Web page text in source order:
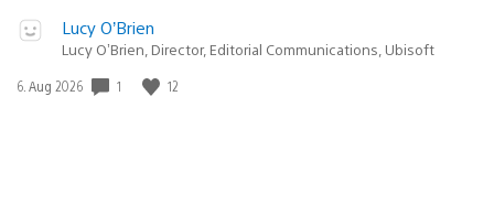
Lucy O’Brien
Lucy O’Brien, Director, Editorial Communications, Ubisoft
Veröffentlichungsdatum:
6. Aug 2026 1 12